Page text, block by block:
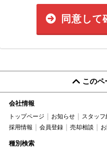
同意して
このペ
会社情報
トップページ お知らせ スタッ
採用情報
会員登録 売却相談
種別検索